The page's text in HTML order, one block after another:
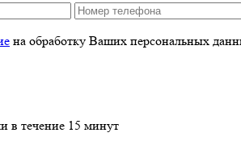
на обработку Ваших персональных
в течение 15 минут